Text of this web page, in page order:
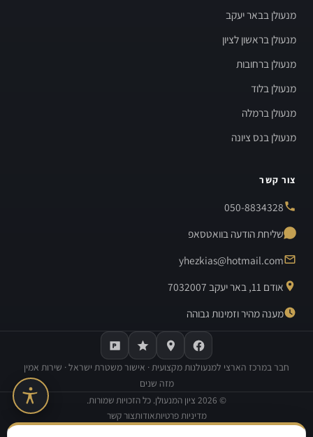
מנעולן בבאר יעקב
מנעולן בראשון לציון
מנעולן ברחובות
מנעולן בלוד
מנעולן ברמלה
מנעולן בנס ציונה
צור קשר
050-8834328
שליחת הודעה בוואטסאפ
yhezkias@hotmail.com
אודם 11, באר יעקב 7032007
מענה מהיר וזמינות גבוהה
חבר במרכז הארצי למנעולנות מקצועית · אישור משטרת ישראל · שירות אמין
מזה שנים
©
2026 ציון המנעולן. כל הזכויות שמורות.
מדיניות פרטיותאודותצור קשר